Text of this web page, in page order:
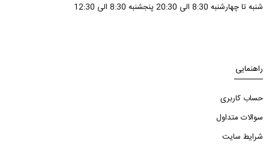
شنبه تا چهارشنبه 8:30 الی 20:30 پنجشنبه 8:30 الی 12:30
راهنمایی
حساب کاربری
سوالات متداول
شرایط سایت